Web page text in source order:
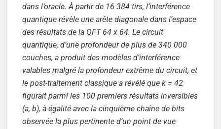
dans l’oracle. À partir de 16 384 tirs, l’interférence
quantique révèle une arête diagonale dans l’espace
des résultats de la QFT 64 x 64. Le circuit
quantique, d’une profondeur de plus de 340 000
couches, a produit des modèles d’interférence
valables malgré la profondeur extrême du circuit, et
le post-traitement classique a révélé que k = 42
figurait parmi les 100 premiers résultats inversibles
(a, b), à égalité avec la cinquième chaîne de bits
observée la plus pertinente d’un point de vue